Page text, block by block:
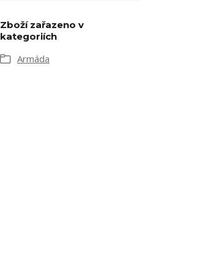
Zboží zařazeno v
kategoriích
Armáda